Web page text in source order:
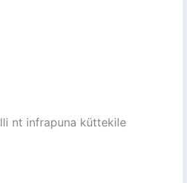
nt infrapuna küttekile